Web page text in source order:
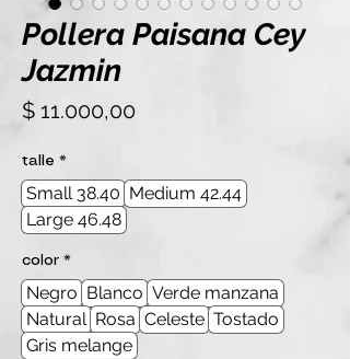
Pollera Paisana Cey
Jazmin
$ 11.000,00Precio
talle *
Small 38.40 Medium 42.44
Large 46.48
color *
Negro Blanco Verde manzana
Natural Rosa Celeste Tostado
Gris melange